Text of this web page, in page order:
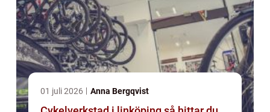
01 juli 2026 Anna Bergqvist